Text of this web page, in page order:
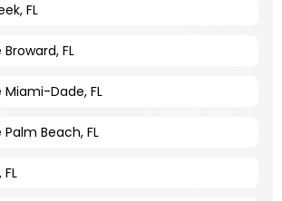
FL
FL
Dade, FL
Beach, FL